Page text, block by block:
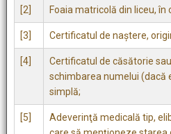
[2] Foaia matricolă din liceu, în
[3] Certificatul de naştere,
[4]
Certificatul de căsătorie
schimbarea numelui (dacă
simplă;
[5]
Adeverinţă medicală tip,